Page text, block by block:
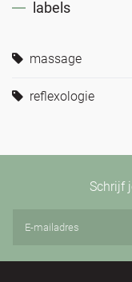
labels
massage
reflexologie
Schrijf